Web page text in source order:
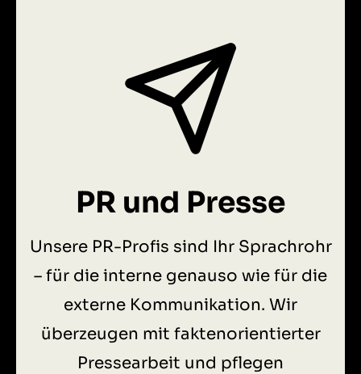
PR und Presse
Unsere PR-Profis sind Ihr Sprachrohr
– für die interne genauso wie für die
externe Kommunikation. Wir
überzeugen mit faktenorientierter
Pressearbeit und pflegen